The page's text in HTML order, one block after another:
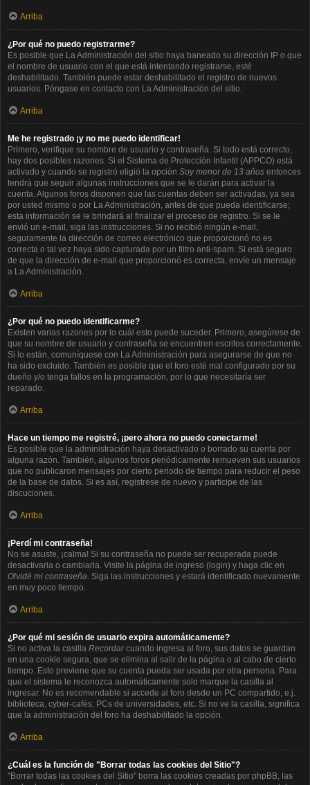
Arriba
¿Por qué no puedo registrarme?
Es posible que La Administración del sitio haya baneado su dirección IP o que
el nombre de usuario con el que está intentando registrarse, esté
deshabilitado. También puede estar deshabilitado el registro de nuevos
usuarios. Póngase en contacto con La Administración del sitio.
Arriba
Me he registrado ¡y no me puedo identificar!
Primero, verifique su nombre de usuario y contraseña. Si todo está correcto,
hay dos posibles razones. Si el Sistema de Protección Infantil (APPCO) está
activado y cuando se registró eligió la opción Soy menor de 13 años entonces
tendrá que seguir algunas instrucciones que se le darán para activar la
cuenta. Algunos foros disponen que las cuentas deben ser activadas, ya sea
por usted mismo o por La Administración, antes de que pueda identificarse;
esta información se le brindará al finalizar el proceso de registro. Si se le
envió un e-mail, siga las instrucciones. Si no recibió ningún e-mail,
seguramente la dirección de correo electrónico que proporcionó no es
correcta o tal vez haya sido capturada por un filtro anti-spam. Si está seguro
de que la dirección de e-mail que proporcionó es correcta, envíe un mensaje
a La Administración.
Arriba
¿Por qué no puedo identificarme?
Existen varias razones por lo cuál esto puede suceder. Primero, asegúrese de
que su nombre de usuario y contraseña se encuentren escritos correctamente.
Si lo están, comuníquese con La Administración para asegurarse de que no
ha sido excluido. También es posible que el foro esté mal configurado por su
dueño y/o tenga fallos en la programación, por lo que necesitaría ser
reparado.
Arriba
Hace un tiempo me registré, ¡pero ahora no puedo conectarme!
Es posible que la administración haya desactivado o borrado su cuenta por
alguna razón. También, algunos foros periódicamente remueven sus usuarios
que no publicaron mensajes por cierto periodo de tiempo para reducir el peso
de la base de datos. Si es así, registrese de nuevo y participe de las
discuciones.
Arriba
¡Perdí mi contraseña!
No se asuste, ¡calma! Si su contraseña no puede ser recuperada puede
desactivarla o cambiarla. Visite la página de ingreso (login) y haga clic en
Olvidé mi contraseña . Siga las instrucciones y estará identificado nuevamente
en muy poco tiempo.
Arriba
¿Por qué mi sesión de usuario expira automáticamente?
Si no activa la casilla Recordarcuando ingresa al foro, sus datos se guardan
en una cookie segura, que se elimina al salir de la página o al cabo de cierto
tiempo. Esto previene que su cuenta pueda ser usada por otra persona. Para
que el sistema le reconozca automáticamente solo marque la casilla al
ingresar. No es recomendable si accede al foro desde un PC compartido, e.j.
biblioteca, cyber-cafés, PCs de universidades, etc. Si no ve la casilla, significa
que la administración del foro ha deshabilitado la opción.
Arriba
¿Cuál es la función de "Borrar todas las cookies del Sitio"?
"Borrar todas las cookies del Sitio" borra las cookies creadas por phpBB, las